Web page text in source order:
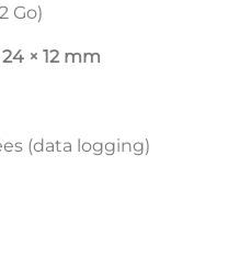
Go)
× 12 mm
(data logging)